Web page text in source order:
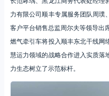
力有限公司顺丰专属服务团队周
客户平台销售总监周尔夫等领导出
燃气牵引车将投入顺丰东北干线
慧运力领域的战略合作进入实质
力生态树立了示范标杆。